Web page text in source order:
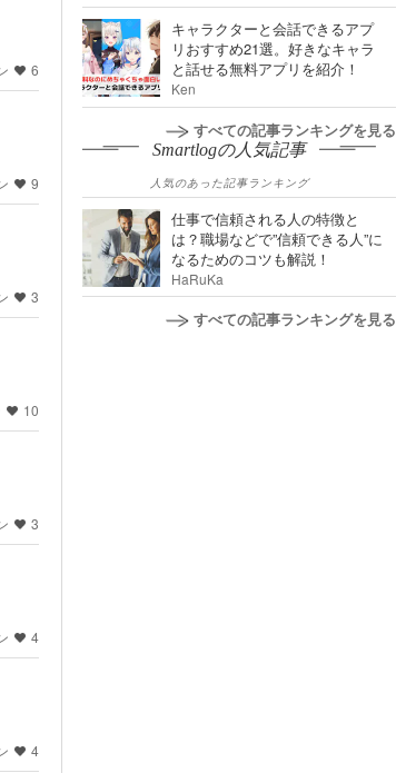
6
9
3
10
3
4
4
キャラクターと会話できるアプ
リおすすめ21選。好きなキャラ
と話せる無料アプリを紹介！
Ken
すべての記事ランキングを見る
Smartlogの人気記事
人気のあった記事ランキング
仕事で信頼される人の特徴と
は？職場などで”信頼できる人”に
なるためのコツも解説！
HaRuKa
すべての記事ランキングを見る